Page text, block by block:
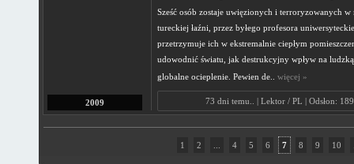
2009
Sześć osób zostaje uwięzionych i terroryzowanych w
tureckiej łaźni, przez byłego profesora
przetrzymuje ich w ekstremalnie ciepłym
udowodnić światu, jak destrukcyjny wpływ na
globalne ocieplenie. Pewien de.. więcej »
73 dni temu.. | Lektor / PL | Odsłon:
1 2 4 5 6 7 8 9 10